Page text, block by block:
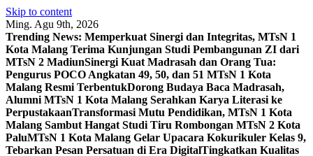
Skip to content
Ming. Agu 9th, 2026
Trending News: Memperkuat Sinergi dan Integritas, MTsN 1
Kota Malang Terima Kunjungan Studi Pembangunan ZI dari
MTsN 2 MadiunSinergi Kuat Madrasah dan Orang Tua:
Pengurus POCO Angkatan 49, 50, dan 51 MTsN 1 Kota
Malang Resmi TerbentukDorong Budaya Baca Madrasah,
Alumni MTsN 1 Kota Malang Serahkan Karya Literasi ke
PerpustakaanTransformasi Mutu Pendidikan, MTsN 1 Kota
Malang Sambut Hangat Studi Tiru Rombongan MTsN 2 Kota
PaluMTsN 1 Kota Malang Gelar Upacara Kokurikuler Kelas 9,
Tebarkan Pesan Persatuan di Era DigitalTingkatkan Kualitas